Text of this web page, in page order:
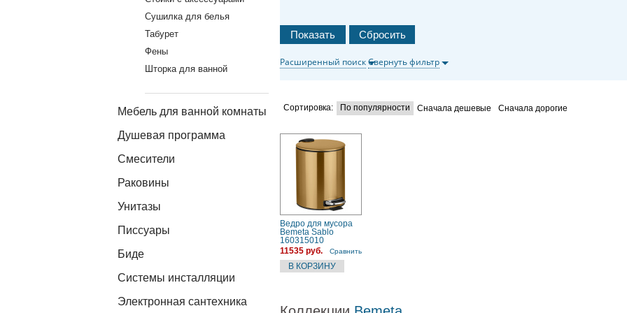
Сушилка для белья
Табурет
Фены
Шторка для ванной
Мебель для ванной комнаты
Душевая программа
Смесители
Раковины
Унитазы
Писсуары
Биде
Системы инсталляции
Электронная сантехника
Расширенный поискСвернуть фильтр
Сортировка: По популярности Сначала дешевые Сначала дорогие
Ведро для мусора
Bemeta Sablo
160315010
11535 руб.
Сравнить